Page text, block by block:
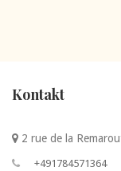
Kontakt
2 rue de la
+491784571364